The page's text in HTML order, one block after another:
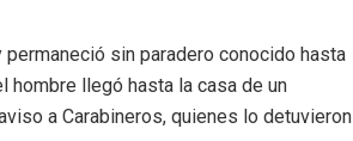
sin paradero conocido hasta
hombre llegó hasta la casa de un
a Carabineros, quienes lo detuvieron